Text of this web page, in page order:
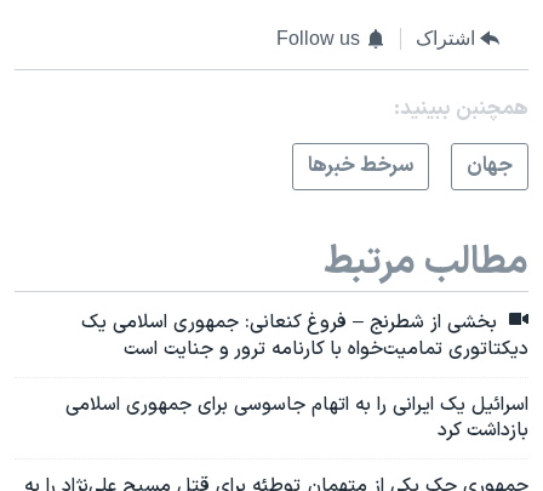
اشتراک Follow us
همچنبن ببینید:
جهان
سرخط خبرها
مطالب مرتبط
بخشی از شطرنج – فروغ کنعانی: جمهوری اسلامی یک
دیکتاتوری تمامیت‌خواه با کارنامه ترور و جنایت است
اسرائیل یک ایرانی را به اتهام جاسوسی برای جمهوری اسلامی
بازداشت کرد